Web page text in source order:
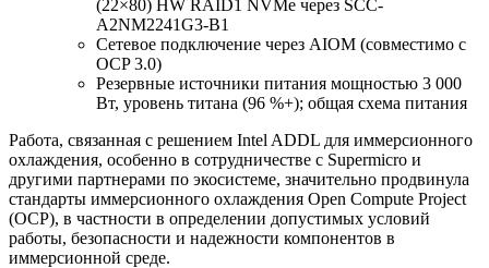
(22×80) HW RAID1 NVMe через SCC-
A2NM2241G3-B1
Сетевое подключение через AIOM (совместимо с
OCP 3.0)
Резервные источники питания мощностью 3 000
Вт, уровень титана (96 %+); общая схема питания
Работа, связанная с решением Intel ADDL для иммерсионного
охлаждения, особенно в сотрудничестве с Supermicro и
другими партнерами по экосистеме, значительно продвинула
стандарты иммерсионного охлаждения Open Compute Project
(OCP), в частности в определении допустимых условий
работы, безопасности и надежности компонентов в
иммерсионной среде.